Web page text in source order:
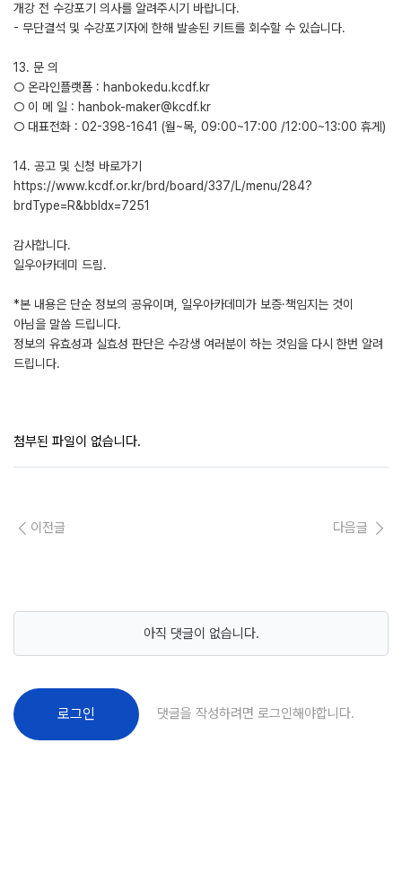
개강 전 수강포기 의사를 알려주시기 바랍니다.
- 무단결석 및 수강포기자에 한해 발송된 키트를 회수할 수 있습니다.
13. 문 의
○ 온라인플랫폼 : hanbokedu.kcdf.kr
○ 이 메 일 : hanbok-maker@kcdf.kr
○ 대표전화 : 02-398-1641 (월~목, 09:00~17:00 /12:00~13:00 휴게)
14. 공고 및 신청 바로가기
https://www.kcdf.or.kr/brd/board/337/L/menu/284?
brdType=R&bbIdx=7251
감사합니다.
일우아카데미 드림.
*본 내용은 단순 정보의 공유이며, 일우아카데미가 보증·책임지는 것이
아님을 말씀 드립니다.
정보의 유효성과 실효성 판단은 수강생 여러분이 하는 것임을 다시 한번 알려
드립니다.
첨부된 파일이 없습니다.
이전글 다음글
아직 댓글이 없습니다.
로그인 댓글을 작성하려면 로그인해야합니다.